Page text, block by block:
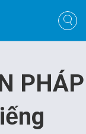
PHÁP